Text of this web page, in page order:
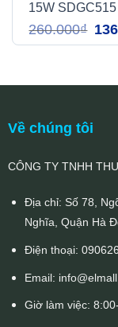
15W SDGC515
260.000₫
Giá
gốc
là:
Về chúng tôi
CÔNG TY TNHH
Địa chỉ: Số 78,
Nghĩa, Quận Hà
Điện thoại:
Email:
Giờ làm việc: